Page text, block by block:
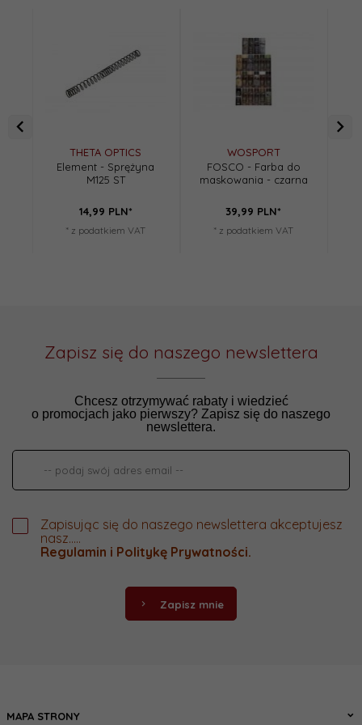
THETA OPTICS
Element - Sprężyna
M125 ST
14,99 PLN*
* z podatkiem VAT
WOSPORT
FOSCO - Farba do
maskowania - czarna
39,99 PLN*
* z podatkiem VAT
Zapisz się do naszego newslettera
Chcesz otrzymywać rabaty i wiedzieć
o promocjach jako pierwszy? Zapisz się do naszego
newslettera.
Zapisując się do naszego newslettera akceptujesz
nasz.....
Regulamin i Politykę Prywatności.
Zapisz mnie
MAPA STRONY